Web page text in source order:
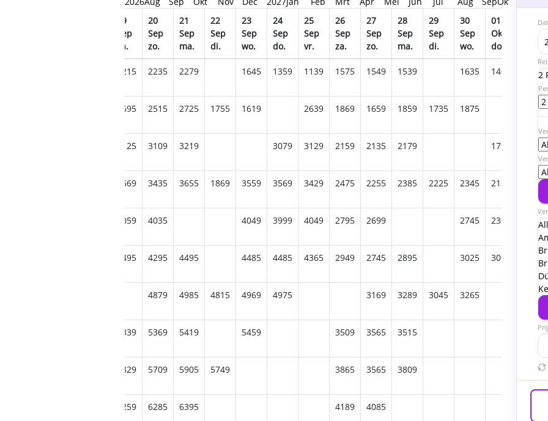
2
19
Sep
za.
20
Sep
zo.
21
Sep
ma.
22
Sep
di.
23
Sep
wo.
24
Sep
do.
25
Sep
vr.
26
Sep
za.
27
Sep
zo.
28
Sep
ma.
29
Sep
di.
30
Sep
wo.
01
Okt
do.
2215 2235 2279 1645 1359 1139 1575 1549 1539 1635 1405 1169
2695 2515 2725 1755 1619 2639 1869 1659 1859 1735 1875 1519
3125 3109 3219 3079 3129 2159 2135 2179 1795 1865
3569 3435 3655 1869 3559 3569 3429 2475 2255 2385 2225 2345 2139 1835
4059 4035 4049 3999 4049 2795 2699 2745 2369 2689
4495 4295 4495 4485 4485 4365 2949 2745 2895 3025 3015
4879 4985 4815 4969 4975 3169 3289 3045 3265
5339 5369 5419 5459 3509 3565 3515
5829 5709 5905 5749 3865 3565 3809
6259 6285 6395 4189 4085